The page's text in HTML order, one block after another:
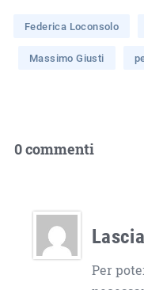
Federica Loconsolo
Massimo Giusti
0 commenti
Per